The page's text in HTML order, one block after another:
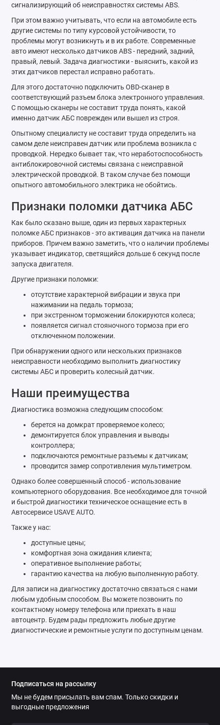
сигнализирующий об неисправностях системы ABS.
При этом важно учитывать, что если на автомобиле есть
другие системы по типу курсовой устойчивости, то
проблемы могут возникнуть и в их работе. Современные
авто имеют несколько датчиков ABS - передний, задний,
правый, левый. Задача диагностики - выяснить, какой из
этих датчиков перестал исправно работать.
Для этого достаточно подключить OBD-сканер в
соответствующий разъем блока электронного управления.
С помощью сканеры не составит труда понять, какой
именно датчик АБС поврежден или вышел из строя.
Опытному специалисту не составит труда определить на
самом деле неисправен датчик или проблема возникла с
проводкой. Нередко бывает так, что неработоспособность
антиблокировочной системы связана с неисправной
электрической проводкой. В таком случае без помощи
опытного автомобильного электрика не обойтись.
Признаки поломки датчика АБС
Как было сказано выше, один из первых характерных
поломке АБС признаков - это активация датчика на панели
приборов. Причем важно заметить, что о наличии проблемы
указывает индикатор, светящийся дольше 6 секунд после
запуска двигателя.
Другие признаки поломки:
отсутствие характерной вибрации и звука при
нажимании на педаль тормоза;
при экстренном торможении блокируются колеса;
появляется сигнал стояночного тормоза при его
отключенном положении.
При обнаружении одного или нескольких признаков
неисправности необходимо выполнить диагностику
системы АБС и проверить колесный датчик.
Наши преимущества
Диагностика возможна следующим способом:
берется на домкрат проверяемое колесо;
демонтируется блок управления и выводы
контроллера;
подключаются ремонтные разъемы к датчикам;
проводится замер сопротивления мультиметром.
Однако более совершенный способ - использование
компьютерного оборудования. Все необходимое для точной
и быстрой диагностики техническое оснащение есть в
Автосервисе USAVE AUTO.
Также у нас:
доступные цены;
комфортная зона ожидания клиента;
оперативное выполнение работы;
гарантию качества на любую выполненную работу.
Для записи на диагностику достаточно связаться с нами
любым удобным способом. Вы можете позвонить по
контактному номеру телефона или приехать в наш
автоцентр. Будем рады предложить любые другие
диагностические и ремонтные услуги по доступным ценам.
Подписаться на рассылку
Мы не будем присылать вам спам. Только скидки и
выгодные предложения